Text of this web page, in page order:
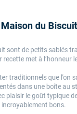
du
sont de petits sablés
met à
traditionnels que l’on
dans une boîte au
plaisir le goût typique
bons.